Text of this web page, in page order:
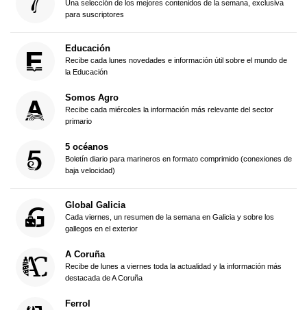
Una selección de los mejores contenidos de la semana, exclusiva
para suscriptores
Educación
Recibe cada lunes novedades e información útil sobre el mundo de
la Educación
Somos Agro
Recibe cada miércoles la información más relevante del sector
primario
5 océanos
Boletín diario para marineros en formato comprimido (conexiones de
baja velocidad)
Global Galicia
Cada viernes, un resumen de la semana en Galicia y sobre los
gallegos en el exterior
A Coruña
Recibe de lunes a viernes toda la actualidad y la información más
destacada de A Coruña
Ferrol